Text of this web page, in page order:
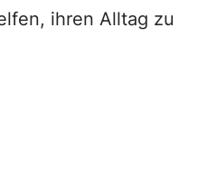
ihren Alltag zu